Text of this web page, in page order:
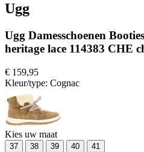
Ugg
Ugg Damesschoenen
heritage lace 114383 CHE
€ 159,95
Kleur/type: Cognac
Kies uw maat
37 38 39 40 41